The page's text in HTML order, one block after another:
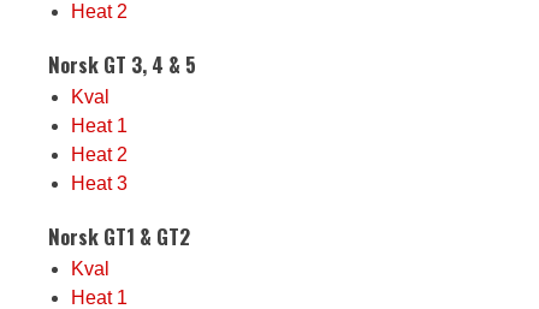
Heat 2
Norsk GT 3, 4 & 5
Kval
Heat 1
Heat 2
Heat 3
Norsk GT1 & GT2
Kval
Heat 1